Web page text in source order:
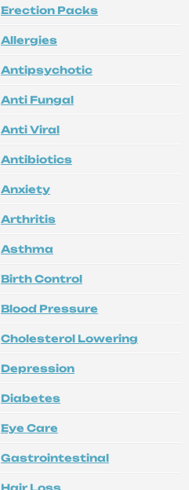
Erection Packs
Allergies
Antipsychotic
Anti Fungal
Anti Viral
Antibiotics
Anxiety
Arthritis
Asthma
Birth Control
Blood Pressure
Cholesterol Lowering
Depression
Diabetes
Eye Care
Gastrointestinal